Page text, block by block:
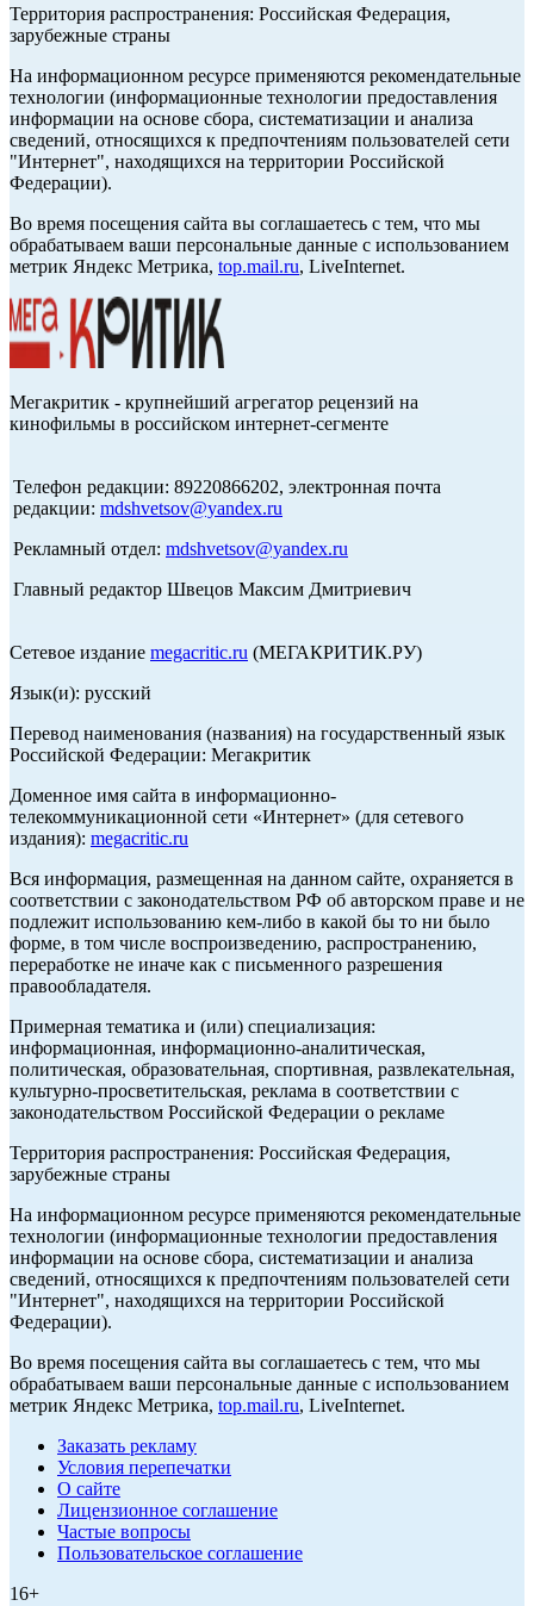
Территория распространения: Российская Федерация,
зарубежные страны
На информационном ресурсе применяются рекомендательные
технологии (информационные технологии предоставления
информации на основе сбора, систематизации и анализа
сведений, относящихся к предпочтениям пользователей сети
"Интернет", находящихся на территории Российской
Федерации).
Во время посещения сайта вы соглашаетесь с тем, что мы
обрабатываем ваши персональные данные с использованием
метрик Яндекс Метрика, top.mail.ru, LiveInternet.
Мегакритик - крупнейший агрегатор рецензий на
кинофильмы в российском интернет-сегменте
Телефон редакции: 89220866202, электронная почта
редакции: mdshvetsov@yandex.ru
Рекламный отдел: mdshvetsov@yandex.ru
Главный редактор Швецов Максим Дмитриевич
Сетевое издание megacritic.ru (МЕГАКРИТИК.РУ)
Язык(и): русский
Перевод наименования (названия) на государственный язык
Российской Федерации: Мегакритик
Доменное имя сайта в информационно-
телекоммуникационной сети «Интернет» (для сетевого
издания): megacritic.ru
Вся информация, размещенная на данном сайте, охраняется в
соответствии с законодательством РФ об авторском праве и не
подлежит использованию кем-либо в какой бы то ни было
форме, в том числе воспроизведению, распространению,
переработке не иначе как с письменного разрешения
правообладателя.
Примерная тематика и (или) специализация:
информационная, информационно-аналитическая,
политическая, образовательная, спортивная, развлекательная,
культурно-просветительская, реклама в соответствии с
законодательством Российской Федерации о рекламе
Территория распространения: Российская Федерация,
зарубежные страны
На информационном ресурсе применяются рекомендательные
технологии (информационные технологии предоставления
информации на основе сбора, систематизации и анализа
сведений, относящихся к предпочтениям пользователей сети
"Интернет", находящихся на территории Российской
Федерации).
Во время посещения сайта вы соглашаетесь с тем, что мы
обрабатываем ваши персональные данные с использованием
метрик Яндекс Метрика, top.mail.ru, LiveInternet.
Заказать рекламу
Условия перепечатки
О сайте
Лицензионное соглашение
Частые вопросы
Пользовательское соглашение
16+